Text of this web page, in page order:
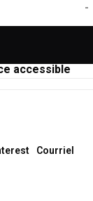
-
accessible
Courriel